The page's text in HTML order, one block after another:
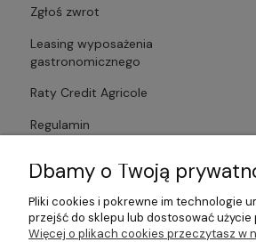
Zgłoś zwrot
Leasing wyposażenia
gastronomicznego
Raty Credit Agricole
Regulamin
Dbamy o Twoją
Pliki cookies i pokrewne im technologie
przejść do sklepu lub dostosować
Więcej o plikach cookies przeczytasz w